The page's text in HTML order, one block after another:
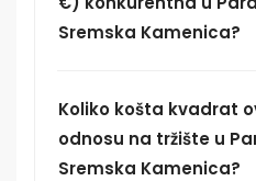
Sremska Kamenica?
Koliko košta kvadrat
odnosu na tržište u
Sremska Kamenica?